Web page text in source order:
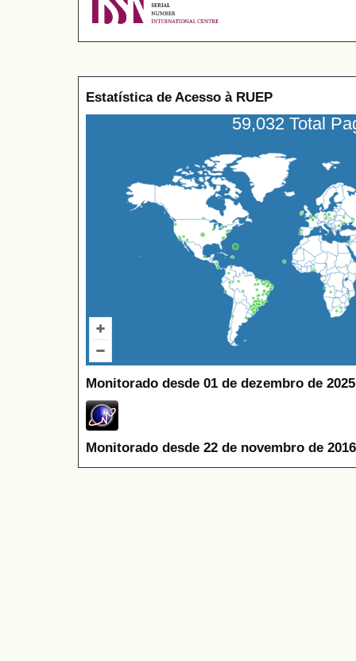
Estatística de Acesso à RUEP
59,032 Total
Monitorado desde 01 de dezembro de
Monitorado desde 22 de novembro de